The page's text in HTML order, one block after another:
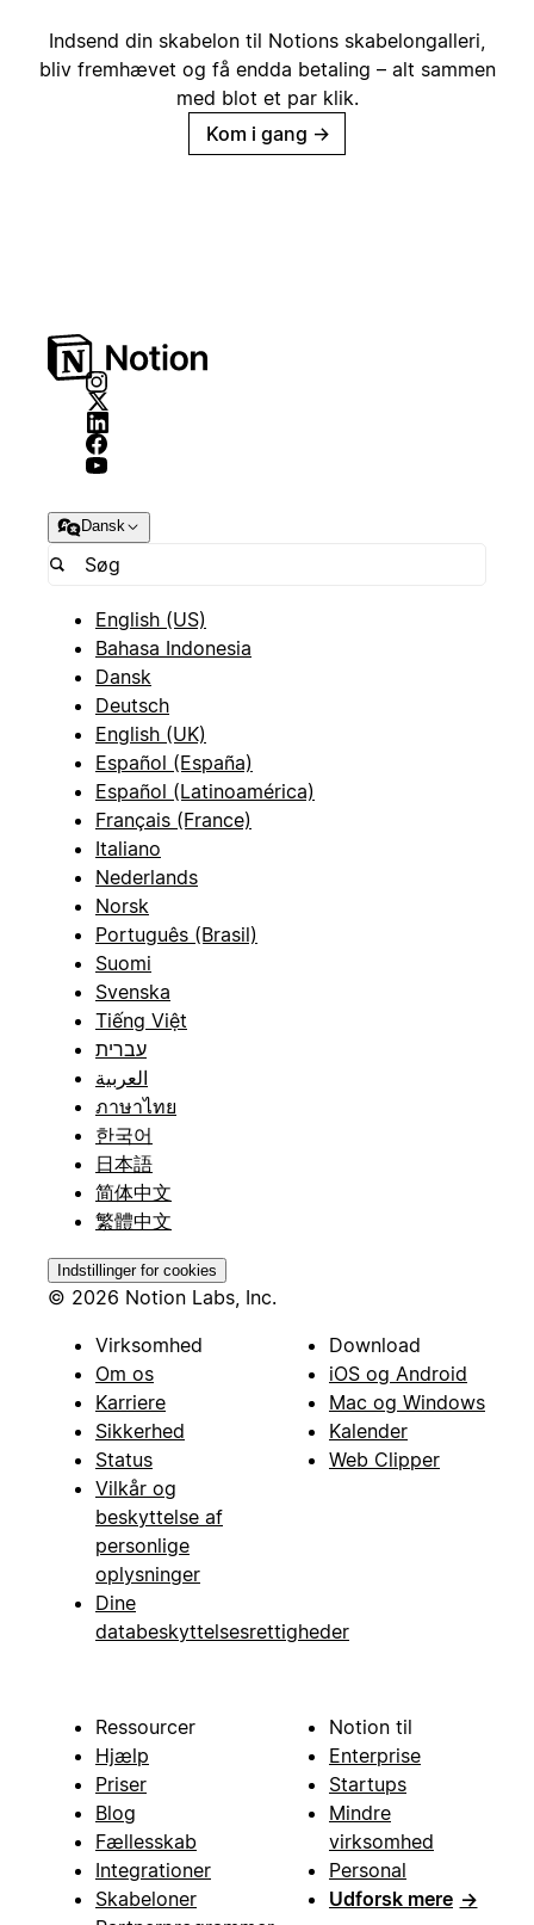
Indsend din skabelon til Notions skabelongalleri,
bliv fremhævet og få endda betaling – alt sammen
med blot et par klik.
Kom i gang →
Dansk
English (US)
Bahasa Indonesia
Dansk
Deutsch
English (UK)
Español (España)
Español (Latinoamérica)
Français (France)
Italiano
Nederlands
Norsk
Português (Brasil)
Suomi
Svenska
Tiếng Việt
עברית
العربية
ภาษาไทย
한국어
日本語
简体中文
繁體中文
Indstillinger for cookies
© 2026 Notion Labs, Inc.
Virksomhed
Om os
Karriere
Sikkerhed
Status
Vilkår og
beskyttelse af
personlige
oplysninger
Dine
databeskyttelsesrettigheder
Download
iOS og Android
Mac og Windows
Kalender
Web Clipper
Ressourcer
Hjælp
Priser
Blog
Fællesskab
Integrationer
Skabeloner
Notion til
Enterprise
Startups
Mindre
virksomhed
Personal
Udforsk mere →